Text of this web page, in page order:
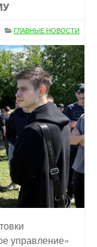
ГЛАВНЫЕ НОВОСТИ
управление»